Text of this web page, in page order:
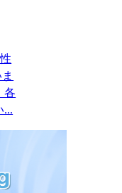
各
...